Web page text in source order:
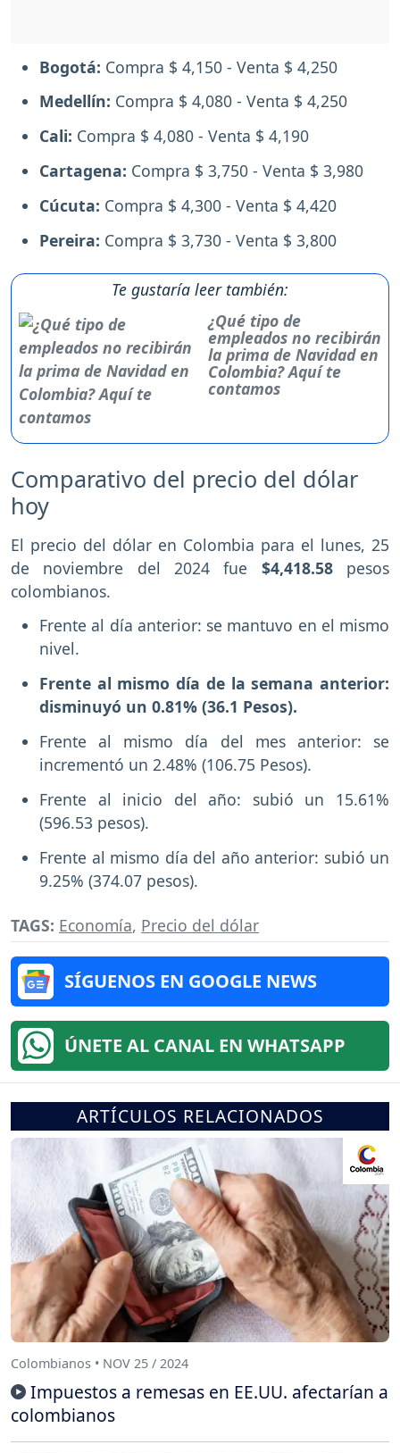
Bogotá: Compra $ 4,150 - Venta $ 4,250
Medellín: Compra $ 4,080 - Venta $ 4,250
Cali: Compra $ 4,080 - Venta $ 4,190
Cartagena: Compra $ 3,750 - Venta $ 3,980
Cúcuta: Compra $ 4,300 - Venta $ 4,420
Pereira: Compra $ 3,730 - Venta $ 3,800
Te gustaría leer también:
¿Qué tipo de
empleados no recibirán
la prima de Navidad en
Colombia? Aquí te
contamos
Comparativo del precio del dólar
hoy
El precio del dólar en Colombia para el lunes, 25
de noviembre del 2024 fue $4,418.58 pesos
colombianos.
Frente al día anterior: se mantuvo en el mismo
nivel.
Frente al mismo día de la semana anterior:
disminuyó un 0.81% (36.1 Pesos).
Frente al mismo día del mes anterior: se
incrementó un 2.48% (106.75 Pesos).
Frente al inicio del año: subió un 15.61%
(596.53 pesos).
Frente al mismo día del año anterior: subió un
9.25% (374.07 pesos).
TAGS: Economía, Precio del dólar
SÍGUENOS EN GOOGLE NEWS
ÚNETE AL CANAL EN WHATSAPP
ARTÍCULOS RELACIONADOS
Colombianos • NOV 25 / 2024
Impuestos a remesas en EE.UU. afectarían a
colombianos